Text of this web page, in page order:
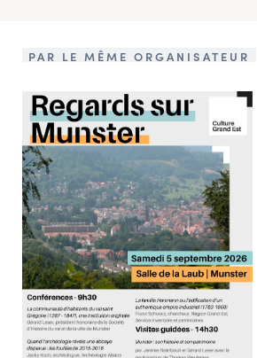
PAR LE MÊME ORGANISATEUR